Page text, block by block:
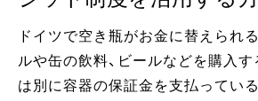
ドイツで空き瓶がお金に替えられ
ルや缶の飲料、ビールなどを購入す
は別に容器の保証金を支払ってい